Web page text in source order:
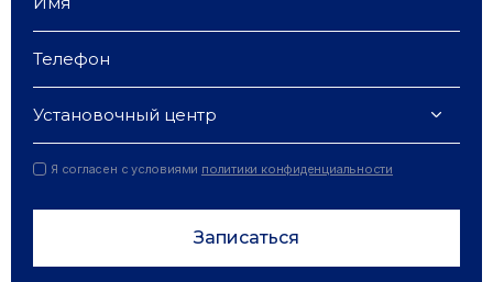
Установочный центр
Я согласен с условиями политики конфиденциальности
Записаться